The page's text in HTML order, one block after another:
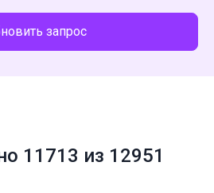
запрос
11713 из 12951